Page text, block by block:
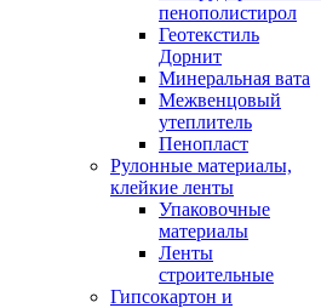
пенополистирол
Геотекстиль
Дорнит
Минеральная вата
Межвенцовый
утеплитель
Пенопласт
Рулонные материалы,
клейкие ленты
Упаковочные
материалы
Ленты
строительные
Гипсокартон и